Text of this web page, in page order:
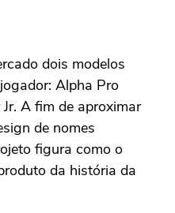
dois modelos
Alpha Pro
A fim de aproximar
de nomes
figura como o
da história da